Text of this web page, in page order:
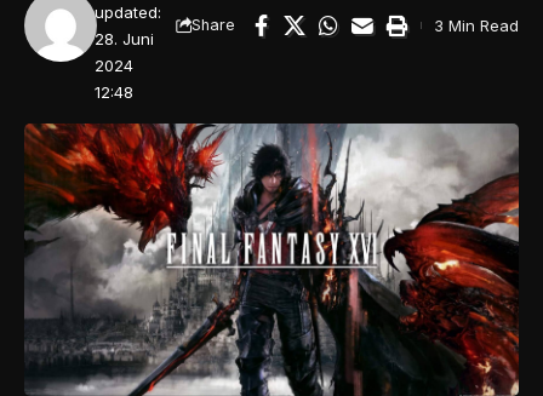
updated:
28. Juni
2024
12:48
Share 3 Min Read